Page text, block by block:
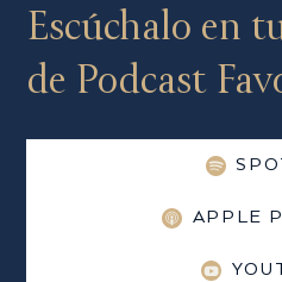
Escúchalo en
de Podcast
APPLE